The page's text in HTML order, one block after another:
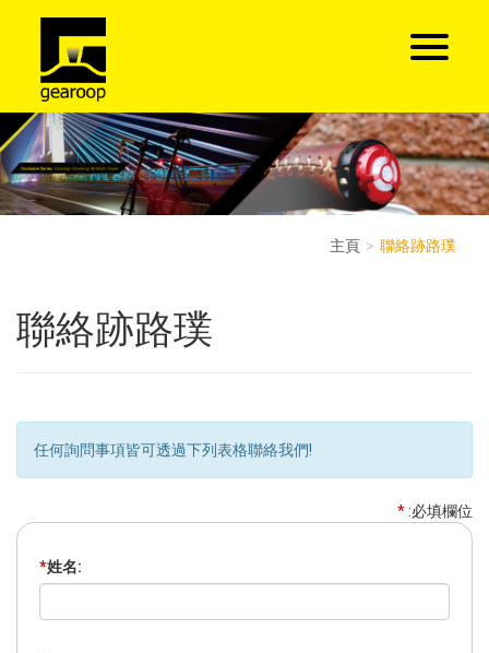
主頁 聯絡跡路璞
聯絡跡路璞
任何詢問事項皆可透過下列表格聯絡我們!
* :必填欄位
*姓名: